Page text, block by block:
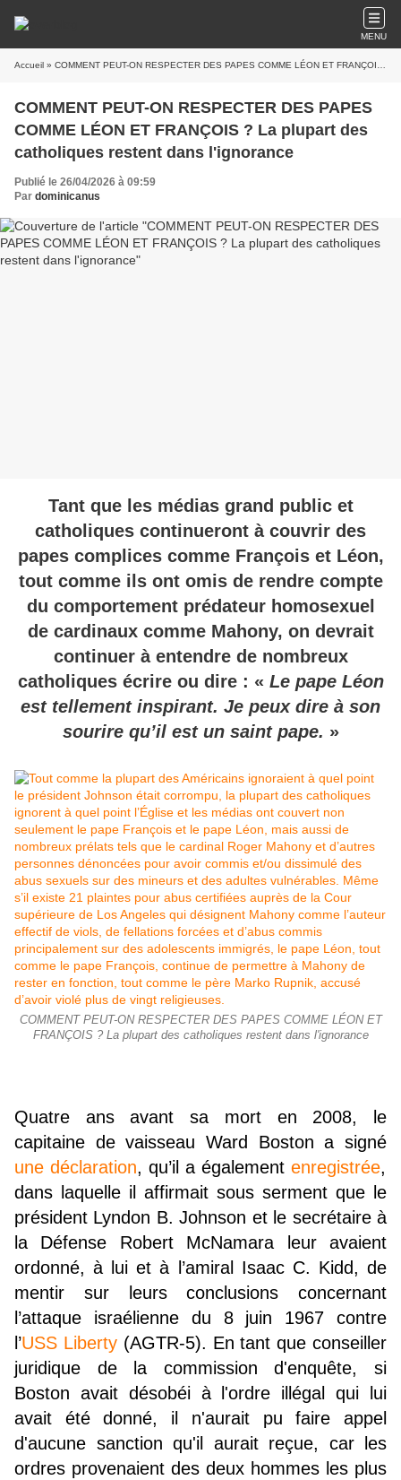
MENU
Accueil » COMMENT PEUT-ON RESPECTER DES PAPES COMME LÉON ET FRANÇOIS ? La plupart des catholiques restent dans l'ignorance
COMMENT PEUT-ON RESPECTER DES PAPES
COMME LÉON ET FRANÇOIS ? La plupart des
catholiques restent dans l'ignorance
Publié le 26/04/2026 à 09:59
Par dominicanus
Tant que les médias grand public et
catholiques continueront à couvrir des
papes complices comme François et Léon,
tout comme ils ont omis de rendre compte
du comportement prédateur homosexuel
de cardinaux comme Mahony, on devrait
continuer à entendre de nombreux
catholiques écrire ou dire : « Le pape Léon
est tellement inspirant. Je peux dire à son
sourire qu’il est un saint pape. »
COMMENT PEUT-ON RESPECTER DES PAPES COMME LÉON ET
FRANÇOIS ? La plupart des catholiques restent dans l'ignorance
Quatre ans avant sa mort en 2008, le
capitaine de vaisseau Ward Boston a signé
une déclaration, qu’il a également enregistrée,
dans laquelle il affirmait sous serment que le
président Lyndon B. Johnson et le secrétaire à
la Défense Robert McNamara leur avaient
ordonné, à lui et à l’amiral Isaac C. Kidd, de
mentir sur leurs conclusions concernant
l’attaque israélienne du 8 juin 1967 contre
l’USS Liberty(AGTR-5). En tant que conseiller
juridique de la commission d'enquête, si
Boston avait désobéi à l'ordre illégal qui lui
avait été donné, il n'aurait pu faire appel
d'aucune sanction qu'il aurait reçue, car les
ordres provenaient des deux hommes les plus